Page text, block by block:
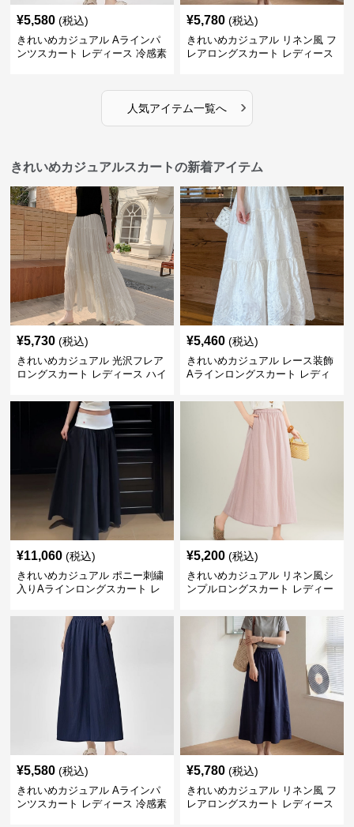
¥5,580 (税込)
きれいめカジュアル Aラインパ
ンツスカート レディース 冷感素
¥5,780 (税込)
きれいめカジュアル リネン風 フ
レアロングスカート レディース
人気アイテム一覧へ ›
きれいめカジュアルスカートの新着アイテム
¥5,730 (税込)
きれいめカジュアル 光沢フレア
ロングスカート レディース ハイ
ザイン 着回し◎ 上品フェミニン
¥5,460 (税込)
きれいめカジュアル レース装飾
Aラインロングスカート レディ
夏向け ウエストゴム 華奢見えフ
¥11,060 (税込)
きれいめカジュアル ポニー刺繍
入りAラインロングスカート レ
夏 着回し自在 美シルエット
¥5,200 (税込)
きれいめカジュアル リネン風シ
ンプルロングスカート レディー
ラル系 ゆったり細見え リラック
¥5,580 (税込)
きれいめカジュアル Aラインパ
ンツスカート レディース 冷感素
¥5,780 (税込)
きれいめカジュアル リネン風 フ
レアロングスカート レディース